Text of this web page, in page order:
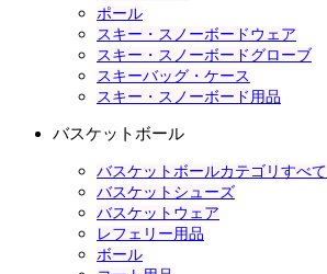
ポール
スキー・スノーボードウェア
スキー・スノーボードグローブ
スキーバッグ・ケース
スキー・スノーボード用品
バスケットボール
バスケットボールカテゴリすべて
バスケットシューズ
バスケットウェア
レフェリー用品
ボール